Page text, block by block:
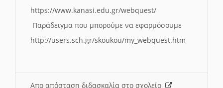
https://www.kanasi.edu.gr/webquest/
Παράδειγμα που μπορούμε να εφαρμόσουμε
http://users.sch.gr/skoukou/my_webquest.htm
Απο απόσταση διδασκαλία στο σχολείο